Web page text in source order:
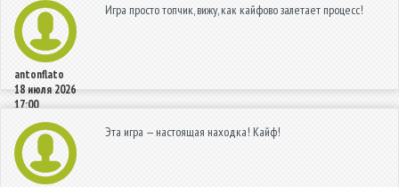
antonflato
18 июля 2026
17:00
Игра просто топчик, вижу, как кайфово залетает процесс!
Эта игра — настоящая находка! Кайф!